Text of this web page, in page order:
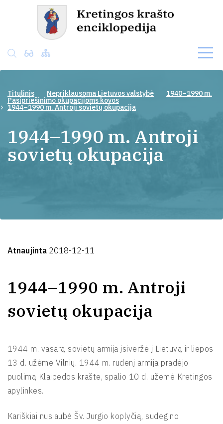
Titulinis Nepriklausoma Lietuvos valstybė 1940–1990 m.
Pasipriešinimo okupacijoms kovos
1944–1990 m. Antroji sovietų okupacija
1944–1990 m. Antroji
sovietų okupacija
Atnaujinta 2018-12-11
1944–1990 m. Antroji
sovietų okupacija
1944 m. vasarą sovietų armija įsiveržė į Lietuvą ir liepos
13 d. užėmė Vilnių. 1944 m. rudenį armija pradėjo
puolimą Klaipėdos krašte, spalio 10 d. užėmė Kretingos
apylinkes.
Kariškiai nusiaubė Šv. Jurgio koplyčią, sudegino